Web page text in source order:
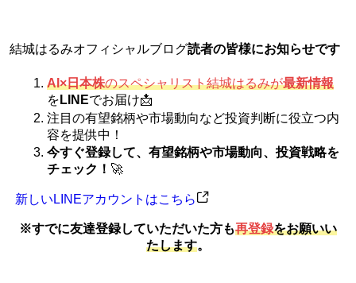
結城はるみオフィシャルブログ読者の皆様にお知らせです
AI×日本株のスペシャリスト結城はるみが最新情報
を LINEでお届け📩
注目の有望銘柄や市場動向など投資判断に役立つ内
容を提供中！
今すぐ登録して、有望銘柄や市場動向、投資戦略を
チェック！ 🚀
新しいLINEアカウントはこちら
※すでに友達登録していただいた方も再登録をお願いい
たします。